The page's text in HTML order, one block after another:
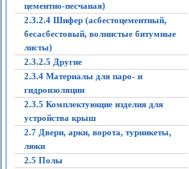
цементно-песчаная)
2.3.2.4 Шифер (асбестоцементный,
бесасбестовый, волнистые битумные
листы)
2.3.2.5 Другие
2.3.4 Материалы для паро- и
гидроизоляции
2.3.5 Комплектующие изделия для
устройства крыш
2.7 Двери, арки, ворота, турникеты,
люки
2.5 Полы